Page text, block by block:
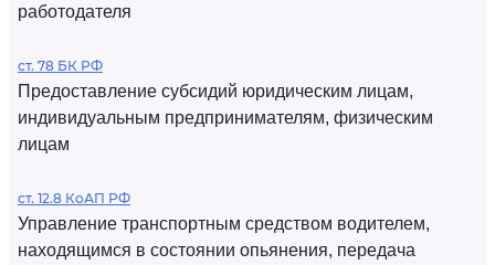
работодателя
ст. 78 БК РФ
Предоставление субсидий юридическим лицам,
индивидуальным предпринимателям, физическим
лицам
ст. 12.8 КоАП РФ
Управление транспортным средством водителем,
находящимся в состоянии опьянения, передача